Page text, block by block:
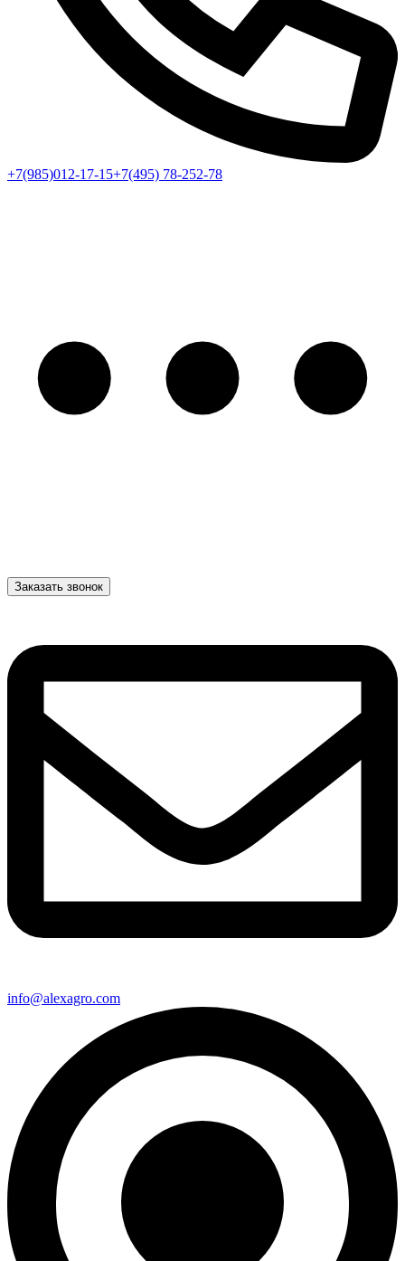
+7(985)012-17-15+7(495) 78-252-78
Заказать звонок
info@alexagro.com